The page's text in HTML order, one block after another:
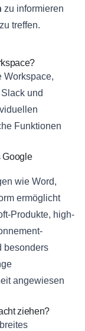
zu informieren
treffen.
Workspace,
und
Funktionen
Google
wie Word,
ermöglicht
Produkte, high-
besonders
angewiesen
ziehen?